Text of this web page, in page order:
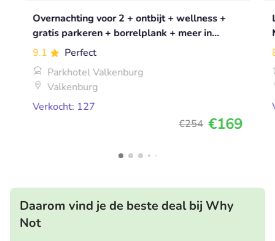
Overnachting voor 2 + ontbijt + wellness +
gratis parkeren + borrelplank + meer in
Valkenburg
9.1
Perfect
Parkhotel Valkenburg
Valkenburg
Verkocht: 127
€254 €169
Daarom vind je de beste deal bij Why
Not